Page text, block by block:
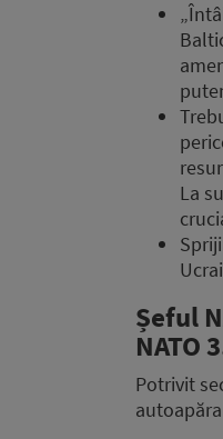
La
Șeful
NATO
Potrivit